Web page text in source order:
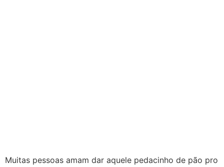
Muitas pessoas amam dar aquele pedacinho de pão pro